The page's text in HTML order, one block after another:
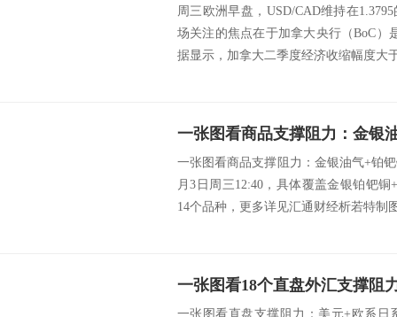
周三欧洲早盘，USD/CAD维持在
场关注的焦点在于加拿大央行（BoC）
据显示，加拿大二季度经济收缩幅度大
一张图看商品支撑阻力：金银油气+铂
月3日周三12:40，具体覆盖金银铂钯
14个品种，更多详见汇通财经析若特制
一张图看直盘支撑阻力：美元+欧系日